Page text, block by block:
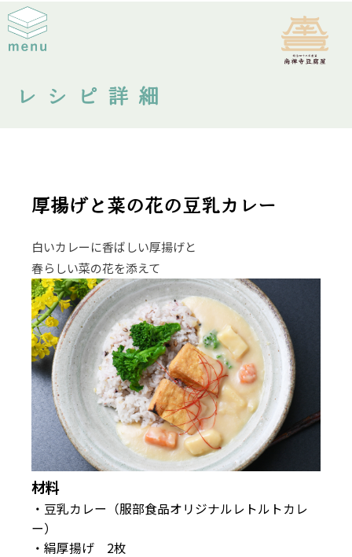
レシピ詳細
厚揚げと菜の花の豆乳カレー
白いカレーに香ばしい厚揚げと
春らしい菜の花を添えて
材料
・豆乳カレー（服部食品オリジナルレトルトカレ
ー）
・絹厚揚げ 2枚